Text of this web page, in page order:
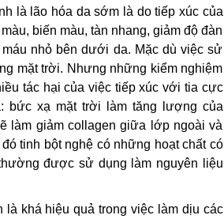
là lão hóa da sớm là do tiếp xúc của
biến màu, tàn nhang, giảm độ đàn
nhỏ bên dưới da. Mặc dù việc sử
mặt trời. Nhưng những kiểm nghiệm
tác hại của việc tiếp xúc với tia cực
bức xạ mặt trời làm tăng lượng của
làm giảm collagen giữa lớp ngoài và
tinh bột nghệ có những hoạt chất có
được sử dụng làm nguyên liệu
khá hiệu quả trong việc làm dịu các